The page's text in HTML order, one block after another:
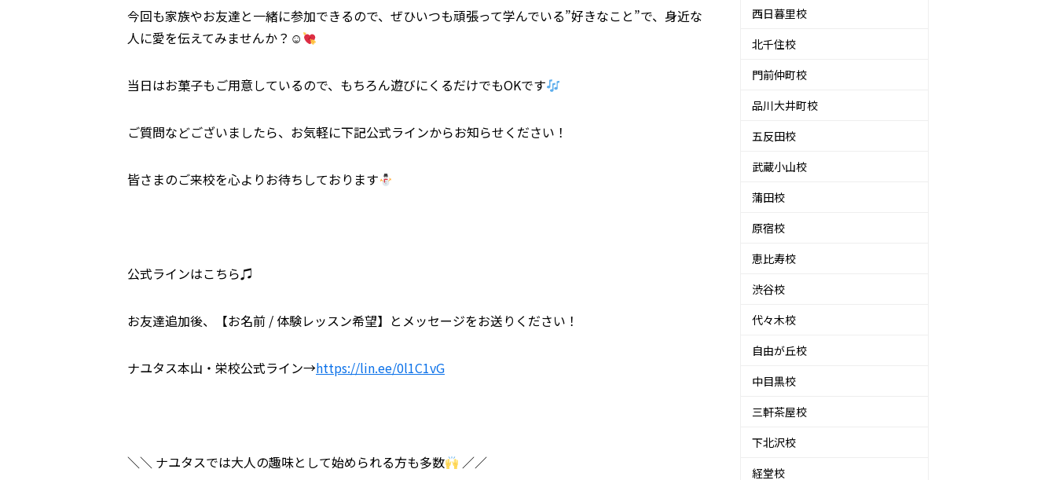
今回も家族やお友達と一緒に参加できるので、ぜひいつも頑張って学んでいる”好きなこと”で、身近な
人に愛を伝えてみませんか？☺
当日はお菓子もご用意しているので、もちろん遊びにくるだけでもOKです
ご質問などございましたら、お気軽に下記公式ラインからお知らせください！
皆さまのご来校を心よりお待ちしております
公式ラインはこちら♫
お友達追加後、【お名前 / 体験レッスン希望】とメッセージをお送りください！
ナユタス本山・栄校公式ライン→https://lin.ee/0l1C1vG
＼＼ ナユタスでは大人の趣味として始められる方も多数 ／／
西日暮里校
北千住校
門前仲町校
品川大井町校
五反田校
武蔵小山校
蒲田校
原宿校
恵比寿校
渋谷校
代々木校
自由が丘校
中目黒校
三軒茶屋校
下北沢校
経堂校